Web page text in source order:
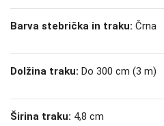
Barva stebrička in traku: Črna
Dolžina traku: Do 300 cm (3 m)
Širina traku: 4,8 cm